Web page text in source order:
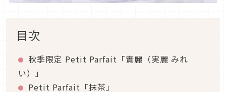
目次
秋季限定 Petit Parfait「實麗（実麗 みれ
い）」
Petit Parfait「抹茶」